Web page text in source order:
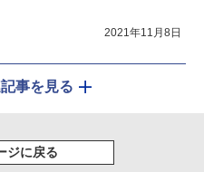
2021年11月8日
事を見る
ジに戻る